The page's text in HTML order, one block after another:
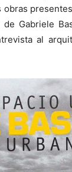
obras
Gabriele
al